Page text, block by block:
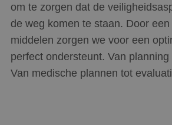
om te zorgen dat de
de weg komen te staan. Door
middelen zorgen we voor een
perfect ondersteunt. Van
Van medische plannen tot